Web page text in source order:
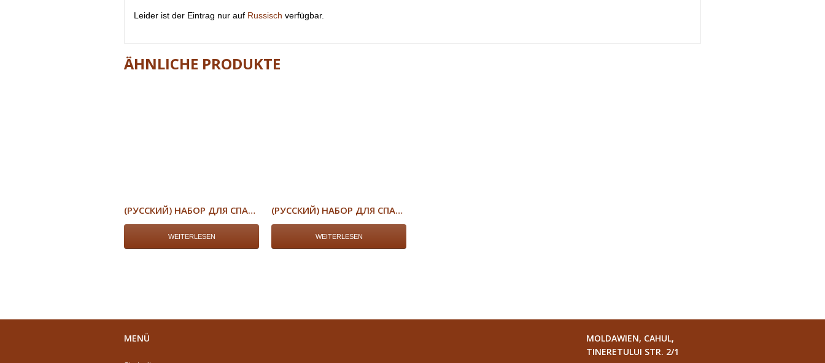
Leider ist der Eintrag nur auf Russisch verfügbar.
ÄHNLICHE PRODUKTE
(РУССКИЙ) НАБОР ДЛЯ СПАЛЬНИ «ВАЛЕНТИНА»
WEITERLESEN
(РУССКИЙ) НАБОР ДЛЯ СПАЛЬНИ «ЕЛИЗА»
WEITERLESEN
MENÜ
MOLDAWIEN, CAHUL,
TINERETULUI STR. 2/1